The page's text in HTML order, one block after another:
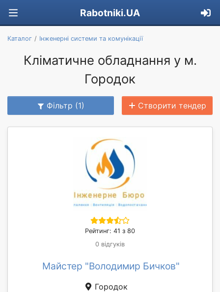
Rabotniki.UA
Каталог Інженерні системи та комунікації
Кліматичне обладнання у м.
Городок
Фільтр (1) Створити тендер
Рейтинг: 41 з 80
0 відгуків
Майстер "Володимир Бичков"
Городок